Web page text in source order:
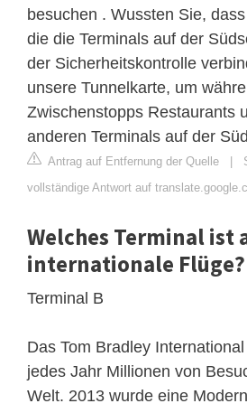
besuchen . Wussten Sie,
die die Terminals auf der
der Sicherheitskontrolle
unsere Tunnelkarte, um
Zwischenstopps Restaurants
anderen Terminals auf der
Antrag auf Entfernung der Quelle |
vollständige Antwort auf
Welches Terminal ist
internationale Flüge?
Terminal B
Das Tom Bradley
jedes Jahr Millionen von
Welt. 2013 wurde eine